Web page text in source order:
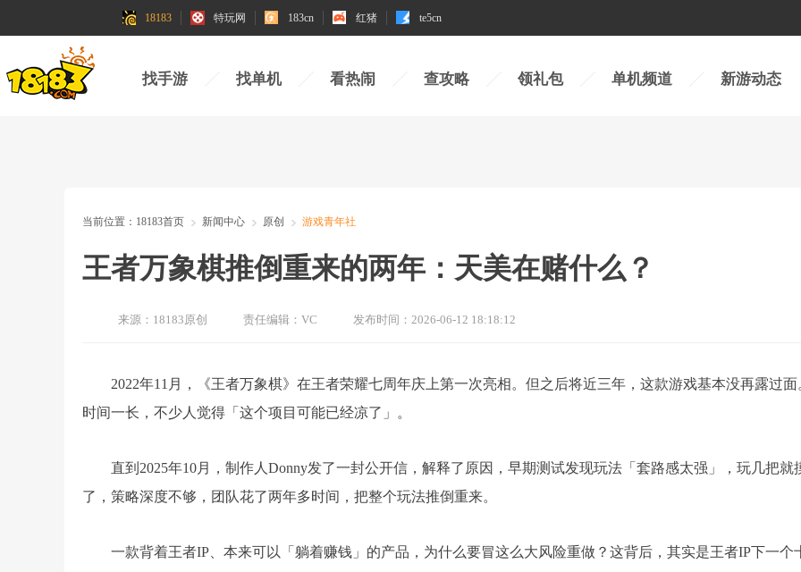
18183 特玩网 183cn 红猪 te5cn
找手游 找单机 看热闹 查攻略 领礼包 单机频道 新游动态
当前位置： 18183首页 新闻中心 原创 游戏青年社
王者万象棋推倒重来的两年：天美在赌什么？
来源： 18183原创 责任编辑： VC 发布时间： 2026-06-12 18:18:12
2022年11月，《王者万象棋》在王者荣耀七周年庆上第一次亮相。但之后将近三年，这款游戏基本没再露过面
时间一长，不少人觉得「这个项目可能已经凉了」。
直到2025年10月，制作人Donny发了一封公开信，解释了原因，早期测试发现玩法「套路感太强」，玩几把就
了，策略深度不够，团队花了两年多时间，把整个玩法推倒重来。
一款背着王者IP、本来可以「躺着赚钱」的产品，为什么要冒这么大风险重做？这背后，其实是王者IP下一个